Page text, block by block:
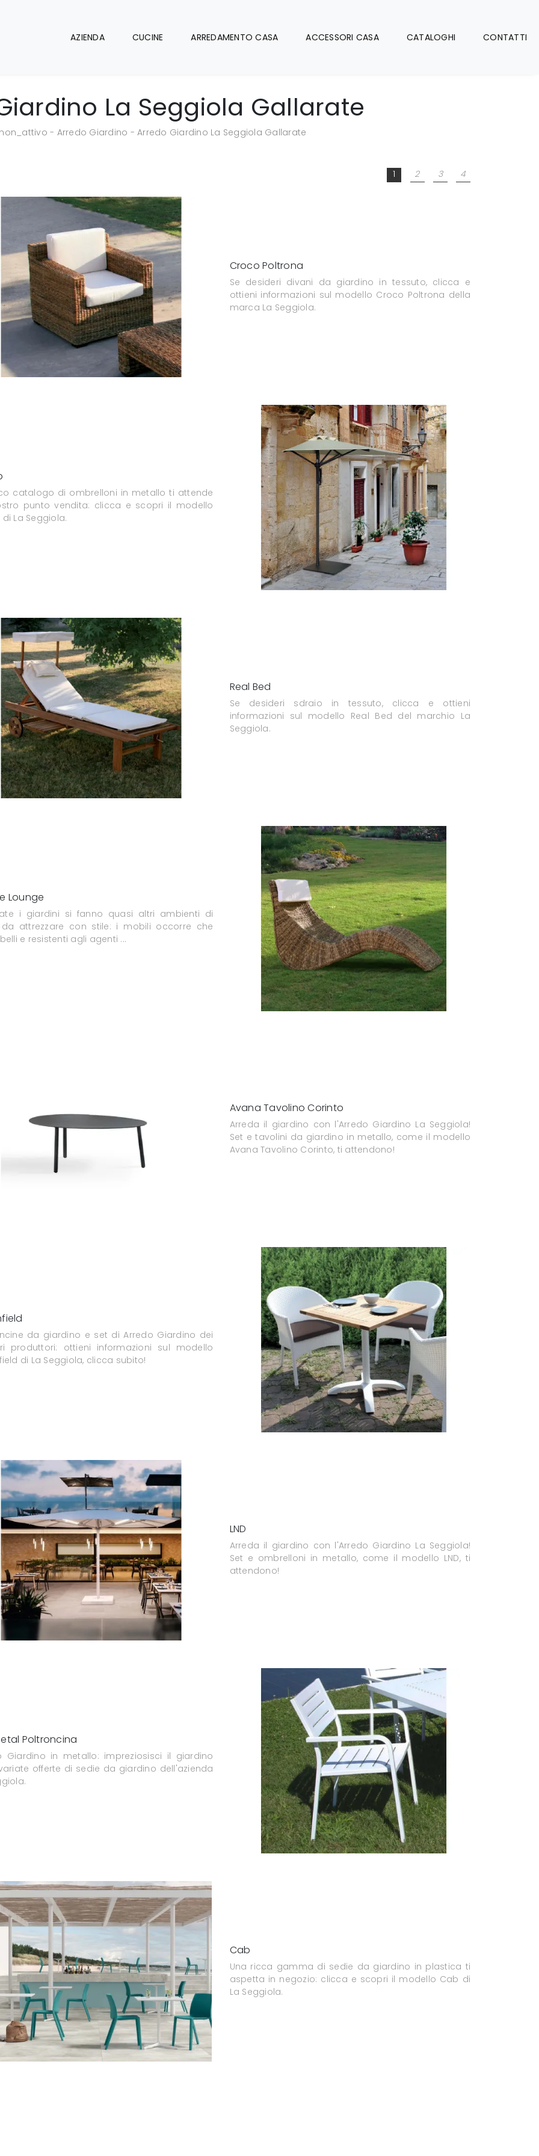
AZIENDA CUCINE ARREDAMENTO CASA ACCESSORI CASA CATALOGHI CONTATTI
La Seggiola Gallarate
non_attivo - Arredo Giardino -Arredo Giardino La Seggiola Gallarate
1 2 3 4
Croco Poltrona
Se desideri divani da giardino in tessuto, clicca e
ottieni informazioni sul modello Croco Poltrona della
marca La Seggiola.
catalogo di ombrelloni in metallo ti attende
punto vendita: clicca e scopri il modello
di La Seggiola.
Real Bed
Se desideri sdraio in tessuto, clicca e ottieni
informazioni sul modello Real Bed del marchio La
Seggiola.
Lounge
i giardini si fanno quasi altri ambienti di
attrezzare con stile: i mobili occorre che
e resistenti agli agenti ...
Avana Tavolino Corinto
Arreda il giardino con l'Arredo Giardino La Seggiola!
Set e tavolini da giardino in metallo, come il modello
Avana Tavolino Corinto, ti attendono!
da giardino e set di Arredo Giardino dei
produttori: ottieni informazioni sul modello
di La Seggiola, clicca subito!
LND
Arreda il giardino con l'Arredo Giardino La Seggiola!
Set e ombrelloni in metallo, come il modello LND, ti
attendono!
Poltroncina
Giardino in metallo: impreziosisci il giardino
offerte di sedie da giardino dell'azienda
Cab
Una ricca gamma di sedie da giardino in plastica ti
aspetta in negozio: clicca e scopri il modello Cab di
La Seggiola.